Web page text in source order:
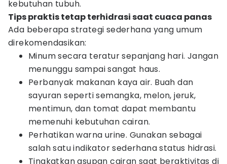
kebutuhan tubuh.
Tips praktis tetap terhidrasi saat cuaca panas
Ada beberapa strategi sederhana yang umum
direkomendasikan:
Minum secara teratur sepanjang hari. Jangan
menunggu sampai sangat haus.
Perbanyak makanan kaya air. Buah dan
sayuran seperti semangka, melon, jeruk,
mentimun, dan tomat dapat membantu
memenuhi kebutuhan cairan.
Perhatikan warna urine. Gunakan sebagai
salah satu indikator sederhana status hidrasi.
Tingkatkan asupan cairan saat beraktivitas di